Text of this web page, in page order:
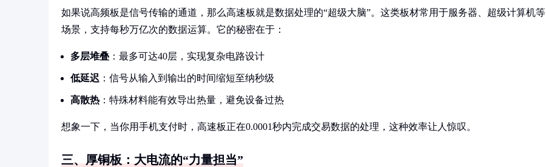
如果说高频板是信号传输的通道，那么高速板就是数据处理的“超级大脑”。这类板材常用于服务器、超级计算机等
场景，支持每秒万亿次的数据运算。它的秘密在于：
多层堆叠 ：最多可达40层，实现复杂电路设计
低延迟 ：信号从输入到输出的时间缩短至纳秒级
高散热 ：特殊材料能有效导出热量，避免设备过热
想象一下，当你用手机支付时，高速板正在0.0001秒内完成交易数据的处理，这种效率让人惊叹。
三、厚铜板：大电流的“力量担当”